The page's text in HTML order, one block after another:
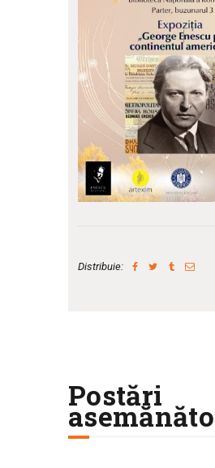
Distribuie:
Postări